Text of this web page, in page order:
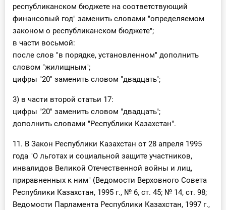
республиканском бюджете на соответствующий
финансовый год" заменить словами "определяемом
законом о республиканском бюджете";
в части восьмой:
после слов "в порядке, установленном" дополнить
словом "жилищным";
цифры "20" заменить словом "двадцать";
3) в части второй статьи 17:
цифры "20" заменить словом "двадцать";
дополнить словами "Республики Казахстан".
11. В Закон Республики Казахстан от 28 апреля 1995
года "О льготах и социальной защите участников,
инвалидов Великой Отечественной войны и лиц,
приравненных к ним" (Ведомости Верховного Совета
Республики Казахстан, 1995 г., № 6, ст. 45; № 14, ст. 98;
Ведомости Парламента Республики Казахстан, 1997 г.,